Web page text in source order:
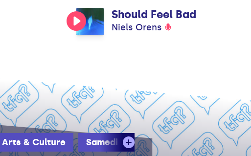
Should Feel Bad
Niels Orens
Arts & Culture Samedi